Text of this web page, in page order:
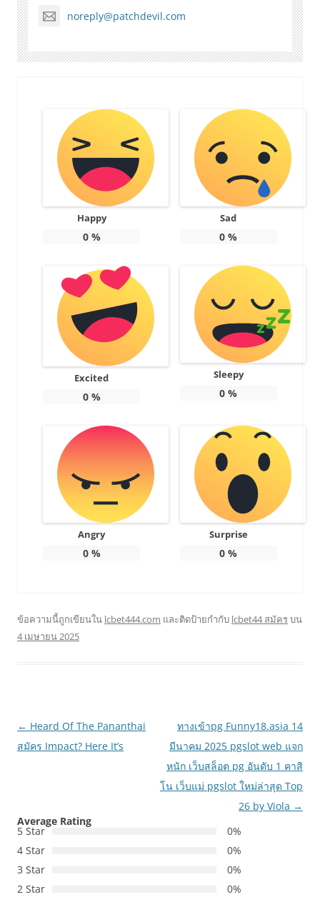
noreply@patchdevil.com
Happy
0%
Sad
0 %
Excited
0%
Sleepy
0 %
Angry
0%
Surprise
0 %
ข้อความนี้ถูกเขียนใน lcbet444.com และติดป้ายกำกับ lcbet44 สมัครบน
4 เมษายน 2025
เมนู
นำทาง
← Heard Of The Pananthai
สมัคร Impact? Here It’s
ทางเข้าpg Funny18.asia 14
มีนาคม 2025 pgslot web แจก
หนัก เว็บสล็อต pg อันดับ 1 คาสิ
โน เว็บแม่ pgslot ใหม่ล่าสุด Top
26 by Viola →
Average Rating
5 Star
0%
4 Star
0%
3 Star
0%
2 Star
0%